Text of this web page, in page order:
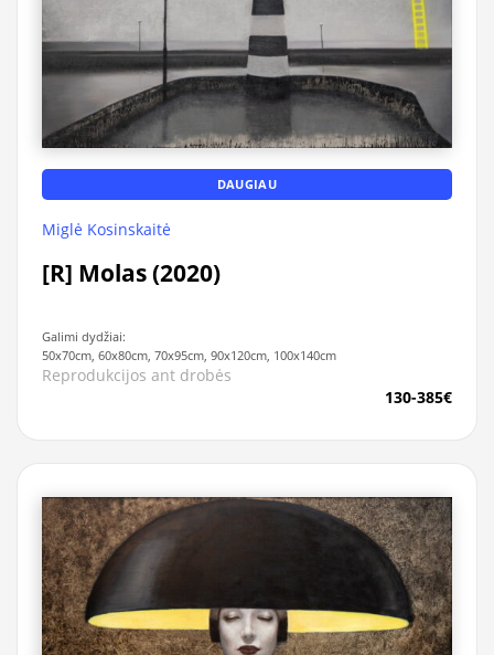
DAUGIAU
Miglė Kosinskaitė
[R] Molas (2020)
Galimi dydžiai:
50x70cm, 60x80cm, 70x95cm, 90x120cm, 100x140cm
Reprodukcijos ant drobės
130-385€